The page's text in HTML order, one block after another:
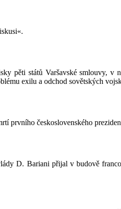
pěti států Varšavské smlouvy,
exilu a odchod sovětských
prvního československého
D. Bariani přijal v budově